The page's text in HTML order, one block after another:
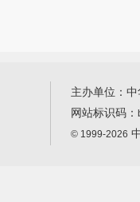
主办单位：
网站标识码：
© 1999-2026